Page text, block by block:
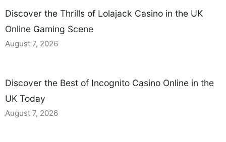
Discover the Thrills of Lolajack Casino in the UK
Online Gaming Scene
August 7, 2026
Discover the Best of Incognito Casino Online in the
UK Today
August 7, 2026